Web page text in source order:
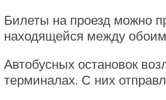
Билеты на проезд можно
находящейся между
Автобусных остановок
терминалах. С них